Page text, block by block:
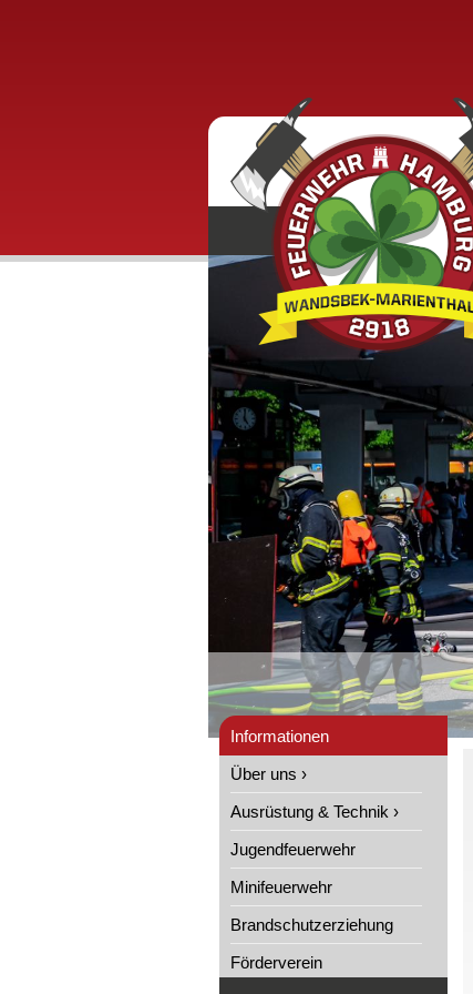
Informationen
Über uns ›
Ausrüstung & Technik ›
Jugendfeuerwehr
Minifeuerwehr
Brandschutzerziehung
Förderverein